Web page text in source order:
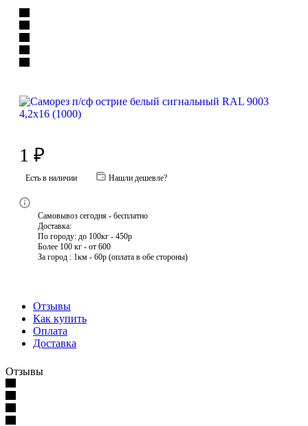
1 ₽
Есть в наличии Нашли дешевле?
Самовывоз сегодня - бесплатно
Доставка:
По городу: до 100кг - 450р
Более 100 кг - от 600
За город : 1км - 60р (оплата в обе стороны)
Отзывы
Как купить
Оплата
Доставка
Отзывы